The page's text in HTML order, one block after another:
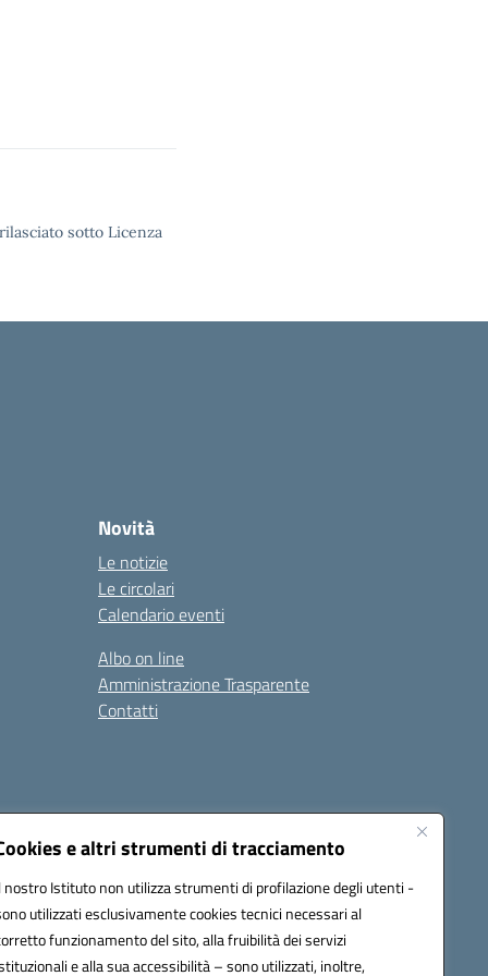
e altri strumenti di tracciamento
nostro Istituto non utilizza strumenti di profilazione degli utenti -
utilizzati esclusivamente cookies tecnici necessari al
funzionamento del sito, alla fruibilità dei servizi
e alla sua accessibilità – sono utilizzati, inoltre,
sotto Licenza
Novità
Le notizie
Le circolari
Calendario eventi
Albo on line
Amministrazione Trasparente
Contatti